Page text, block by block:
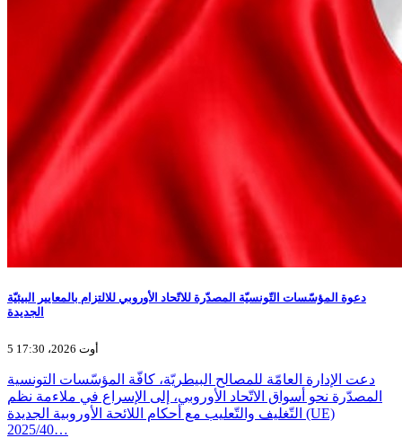
دعوة المؤسّسات التّونسيّة المصدّرة للاتّحاد الأوروبي للالتزام بالمعايير البيئيّة
الجديدة
5 أوت 2026، 17:30
دعت الإدارة العامّة للمصالح البيطريّة، كافّة المؤسّسات التونسية
المصدّرة نحو أسواق الاتّحاد الأوروبي، إلى الإسراع في ملاءمة نظم
التّغليف والتّعليب مع أحكام اللائحة الأوروبية الجديدة (UE)
2025/40…